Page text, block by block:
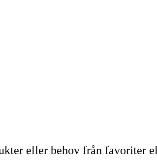
eller behov från favoriter